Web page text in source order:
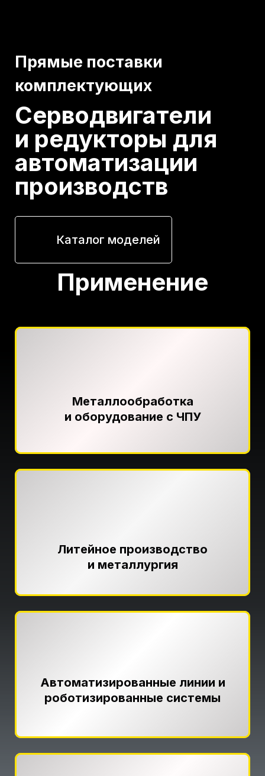
Прямые поставки
комплектующих
Серводвигатели
и редукторы для
автоматизации
производств
Каталог моделей
Применение
Металлообработка
и оборудование с ЧПУ
Литейное производство
и металлургия
Автоматизированные линии и
роботизированные системы